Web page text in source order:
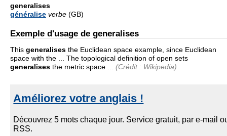
generalises
généralise verbe (GB)
Exemple d'usage de generalises
This generalises the Euclidean space example, since Euclidean
space with the ... The topological definition of open sets
generalises the metric space ... (Crédit : Wikipedia)